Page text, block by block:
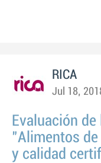
RICA
Jul 18,
Evaluación
"Alimentos
y calidad